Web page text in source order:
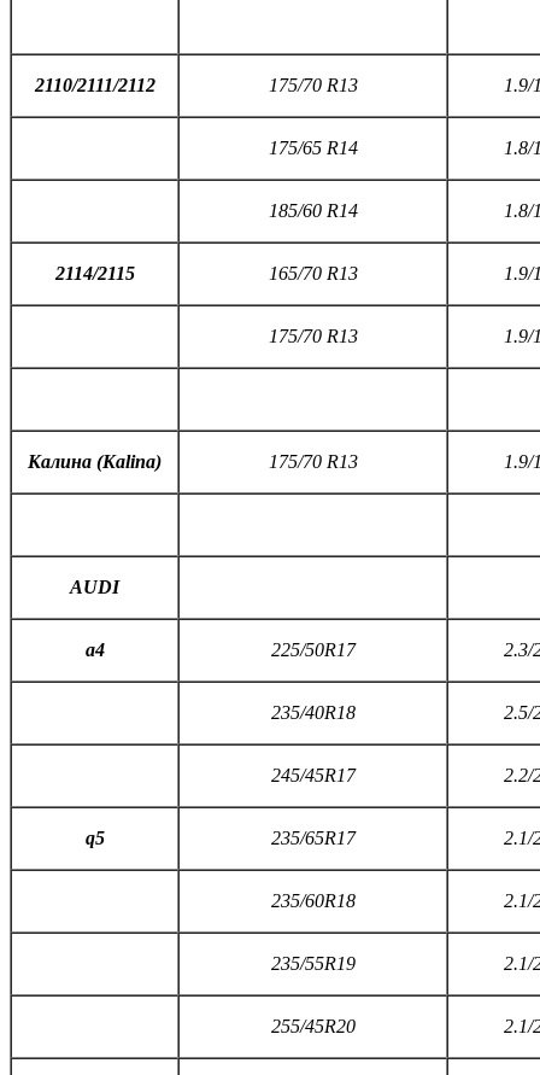
2110/2111/2112 175/70 R13 1.9/
175/65 R14 1.8/
185/60 R14 1.8/
2114/2115 165/70 R13 1.9/
175/70 R13 1.9/
Калина (Kalina) 175/70 R13 1.9/
AUDI
a4 225/50R17 2.3/
235/40R18 2.5/
245/45R17 2.2/
q5 235/65R17 2.1/
235/60R18 2.1/
235/55R19 2.1/
255/45R20 2.1/